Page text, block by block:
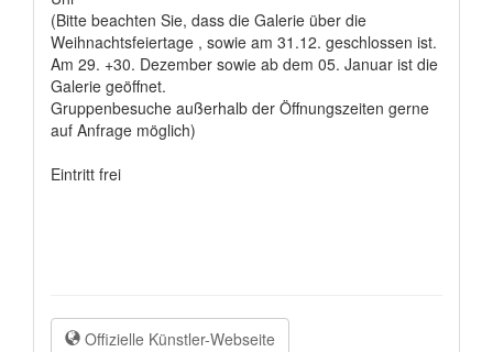
(Bitte beachten Sie, dass die Galerie über die
Weihnachtsfeiertage , sowie am 31.12. geschlossen ist.
Am 29. +30. Dezember sowie ab dem 05. Januar ist die
Galerie geöffnet.
Gruppenbesuche außerhalb der Öffnungszeiten gerne
auf Anfrage möglich)
Eintritt frei
Offizielle Künstler-Webseite